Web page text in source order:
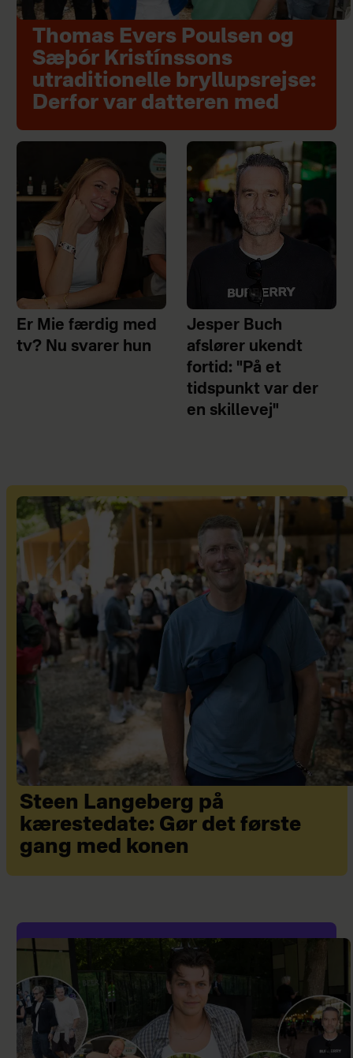
Thomas Evers Poulsen og
Sæþór Kristínssons
utraditionelle bryllupsrejse:
Derfor var datteren med
Er Mie færdig med
tv? Nu svarer hun
Jesper Buch
afslører ukendt
fortid: "På et
tidspunkt var der
en skillevej"
Steen Langeberg på
kærestedate: Gør det første
gang med konen